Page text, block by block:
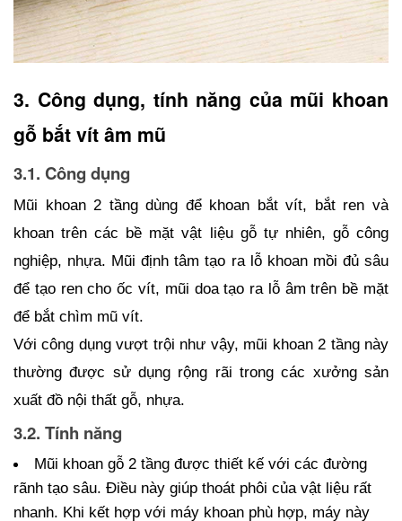
3. Công dụng, tính năng của mũi khoan
gỗ bắt vít âm mũ
3.1. Công dụng
Mũi khoan 2 tầng dùng để khoan bắt vít, bắt ren và
khoan trên các bề mặt vật liệu gỗ tự nhiên, gỗ công
nghiệp, nhựa. Mũi định tâm tạo ra lỗ khoan mồi đủ sâu
để tạo ren cho ốc vít, mũi doa tạo ra lỗ âm trên bề mặt
để bắt chìm mũ vít.
Với công dụng vượt trội như vậy, mũi khoan 2 tầng này
thường được sử dụng rộng rãi trong các xưởng sản
xuất đồ nội thất gỗ, nhựa.
3.2. Tính năng
Mũi khoan gỗ 2 tầng được thiết kế với các đường
rãnh tạo sâu. Điều này giúp thoát phôi của vật liệu rất
nhanh. Khi kết hợp với máy khoan phù hợp, máy này